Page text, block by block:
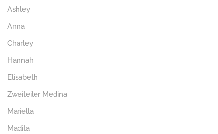
Ashley
Anna
Charley
Hannah
Elisabeth
Zweiteiler Medina
Mariella
Madita